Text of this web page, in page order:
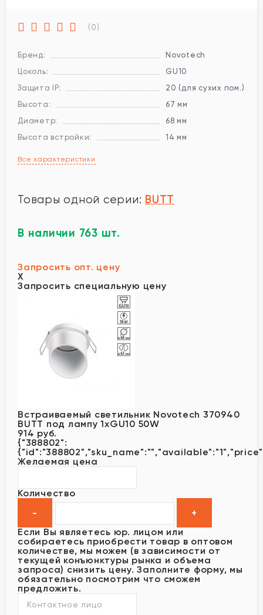
(0)
Бренд:
Novotech
Цоколь:
GU10
Защита IP:
20 (для сухих пом.)
Высота:
67 мм
Диаметр:
68 мм
Высота встройки:
14 мм
Все характеристики
Товары одной серии: BUTT
В наличии 763 шт.
Запросить опт. цену
X
Запросить специальную цену
Встраиваемый светильник Novotech 370940
BUTT под лампу 1xGU10 50W
914 руб.
{"388802":
Желаемая цена
Количество
Если Вы являетесь юр. лицом или
собираетесь приобрести товар в оптовом
количестве, мы можем (в зависимости от
текущей конъюнктуры рынка и объема
запроса) снизить цену. Заполните форму, мы
обязательно посмотрим что сможем
предложить.